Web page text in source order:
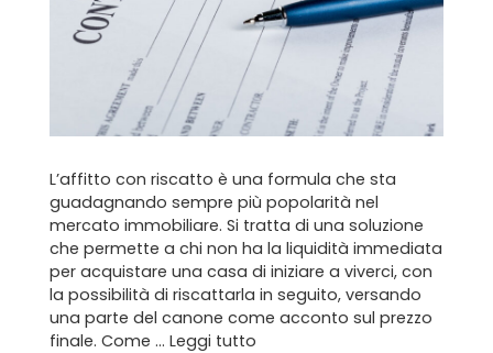
L’affitto con riscatto è una formula che sta
guadagnando sempre più popolarità nel
mercato immobiliare. Si tratta di una soluzione
che permette a chi non ha la liquidità immediata
per acquistare una casa di iniziare a viverci, con
la possibilità di riscattarla in seguito, versando
una parte del canone come acconto sul prezzo
finale. Come … Leggi tutto